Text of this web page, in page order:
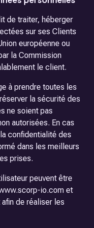
de traiter, héberger
sur ses Clients
européenne ou
la Commission
le client.
à prendre toutes les
la sécurité des
ne soient pas
autorisées. En cas
confidentialité des
dans les meilleurs
prises.
peuvent être
io.com et
de réaliser les